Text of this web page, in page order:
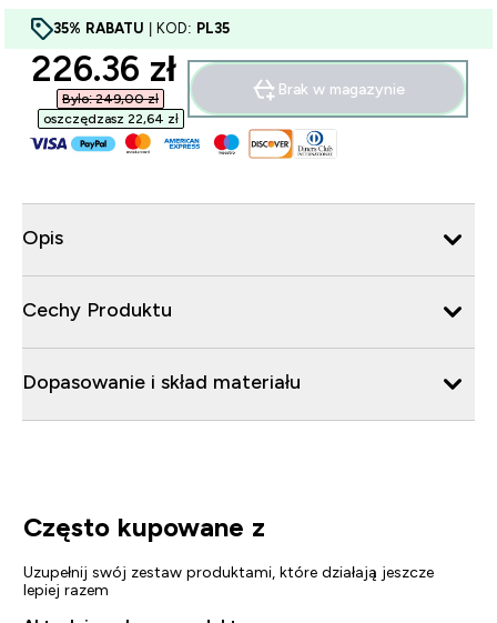
35% RABATU | KOD: PL35
discounted price
226.36 zł‎
Było: 249,00 zł‎
oszczędzasz 22,64 zł‎
Brak w magazynie
Opis
Cechy Produktu
Dopasowanie i skład materiału
Często kupowane z
Uzupełnij swój zestaw produktami, które działają jeszcze
lepiej razem